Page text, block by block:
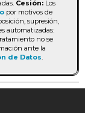
Cesión: Los
por motivos de
supresión,
automatizadas:
no se
ante la
de Datos